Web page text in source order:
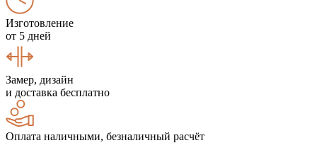
Изготовление
от 5 дней
Замер, дизайн
и доставка бесплатно
Оплата наличными, безналичный расчёт